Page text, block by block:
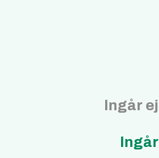
Ingår ej
Ingår